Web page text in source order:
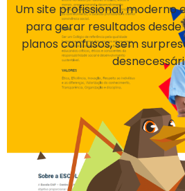
Um site profissional, moderno
para gerar resultados
planos confusos, sem